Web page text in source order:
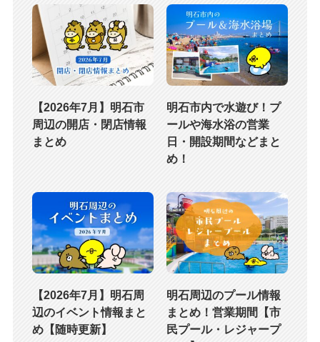
【2026年7月】明石市
周辺の開店・閉店情報
まとめ
明石市内で水遊び！プ
ールや海水浴の営業
日・開設期間などまと
め！
【2026年7月】明石周
辺のイベント情報まと
め【随時更新】
明石周辺のプール情報
まとめ！営業期間【市
民プール・レジャープ